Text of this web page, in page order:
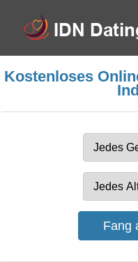
Kostenloses